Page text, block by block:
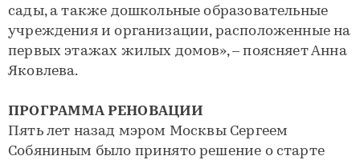
сады, а также дошкольные образовательные
учреждения и организации, расположенные на
первых этажах жилых домов», – поясняет Анна
Яковлева.
ПРОГРАММА РЕНОВАЦИИ
Пять лет назад мэром Москвы Сергеем
Собяниным было принято решение о старте